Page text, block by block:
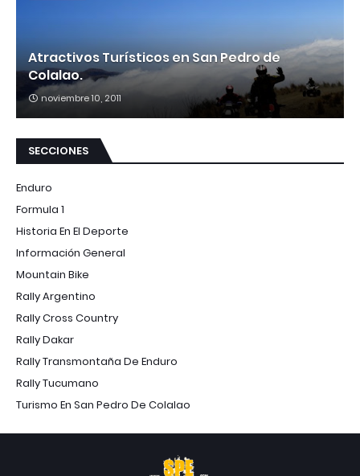
Atractivos Turísticos en San Pedro de
Colalao.
noviembre 10, 2011
SECCIONES
Enduro
Formula 1
Historia En El Deporte
Información General
Mountain Bike
Rally Argentino
Rally Cross Country
Rally Dakar
Rally Transmontaña De Enduro
Rally Tucumano
Turismo En San Pedro De Colalao